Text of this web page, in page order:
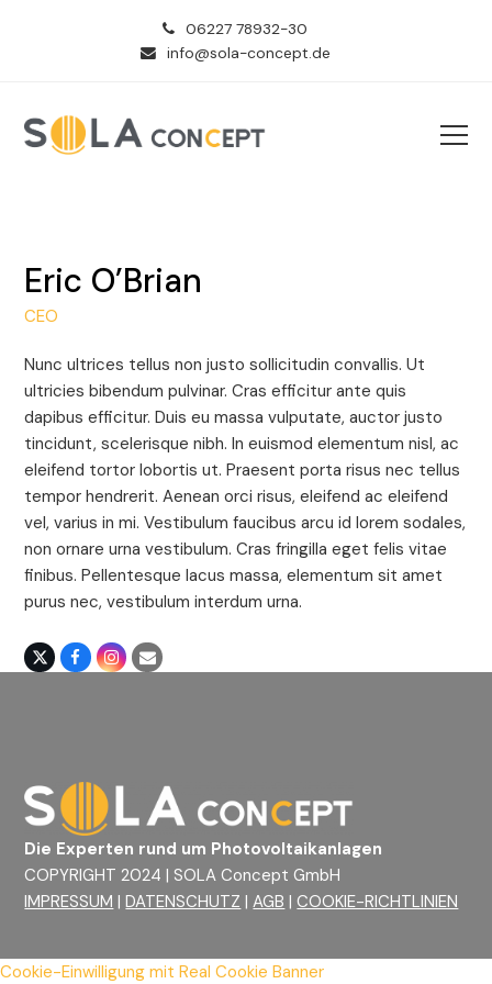
06227 78932-30
info@sola-concept.de
Eric O’Brian
CEO
Nunc ultrices tellus non justo sollicitudin convallis. Ut
ultricies bibendum pulvinar. Cras efficitur ante quis
dapibus efficitur. Duis eu massa vulputate, auctor justo
tincidunt, scelerisque nibh. In euismod elementum nisl, ac
eleifend tortor lobortis ut. Praesent porta risus nec tellus
tempor hendrerit. Aenean orci risus, eleifend ac eleifend
vel, varius in mi. Vestibulum faucibus arcu id lorem sodales,
non ornare urna vestibulum. Cras fringilla eget felis vitae
finibus. Pellentesque lacus massa, elementum sit amet
purus nec, vestibulum interdum urna.
X Facebook
Instagram
Email
Die Experten rund um Photovoltaikanlagen
COPYRIGHT 2024 | SOLA Concept GmbH
IMPRESSUM |DATENSCHUTZ |AGB |COOKIE-RICHTLINIEN
Cookie-Einwilligung mit Real Cookie Banner